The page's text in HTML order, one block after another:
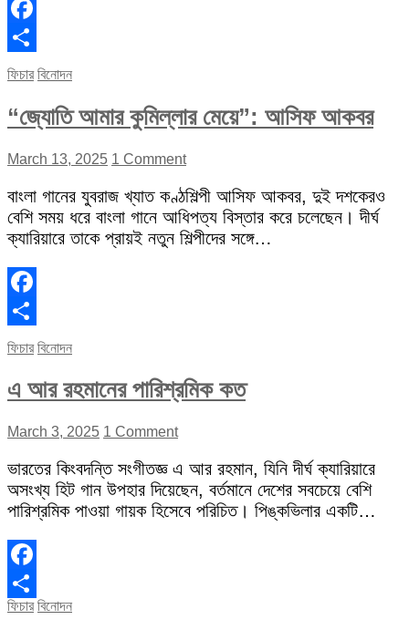
Facebook
Share
ফিচার বিনোদন
“জ্যোতি আমার কুমিল্লার মেয়ে”: আসিফ আকবর
March 13, 2025 1 Comment
বাংলা গানের যুবরাজ খ্যাত কণ্ঠশিল্পী আসিফ আকবর, দুই দশকেরও
বেশি সময় ধরে বাংলা গানে আধিপত্য বিস্তার করে চলেছেন। দীর্ঘ
ক্যারিয়ারে তাকে প্রায়ই নতুন শিল্পীদের সঙ্গে…
Facebook
Share
ফিচার বিনোদন
এ আর রহমানের পারিশ্রমিক কত
March 3, 2025 1 Comment
ভারতের কিংবদন্তি সংগীতজ্ঞ এ আর রহমান, যিনি দীর্ঘ ক্যারিয়ারে
অসংখ্য হিট গান উপহার দিয়েছেন, বর্তমানে দেশের সবচেয়ে বেশি
পারিশ্রমিক পাওয়া গায়ক হিসেবে পরিচিত। পিঙ্কভিলার একটি…
Facebook
Share
ফিচার বিনোদন